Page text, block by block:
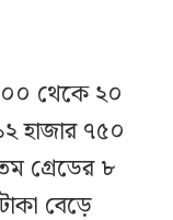
থেকে ২০
হাজার ৭৫০
গ্রেডের ৮
বেড়ে